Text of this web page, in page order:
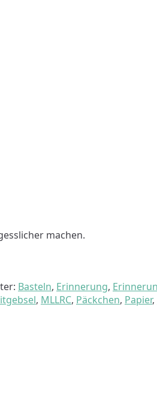
machen.
Basteln, Erinnerung,
, MLLRC, Päckchen, Papier,